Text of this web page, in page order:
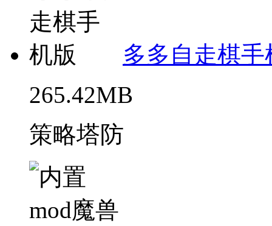
多多自走棋手
265.42MB
策略塔防